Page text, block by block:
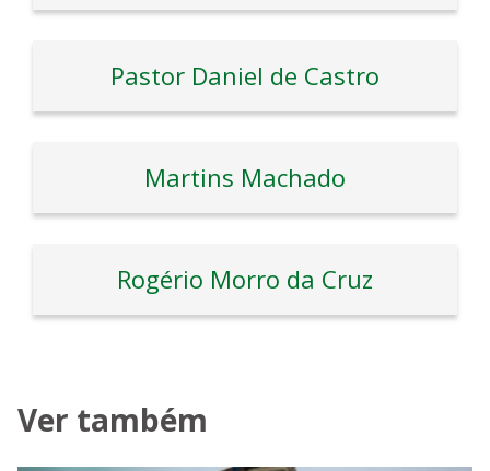
Pastor Daniel de Castro
Martins Machado
Rogério Morro da Cruz
Ver também